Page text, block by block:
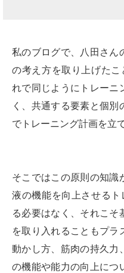
私のブログで、八田さん
の考え方を取り上げた
れで同じようにトレーニ
く、共通する要素と個
でトレーニング計画を立
そこではこの原則の知識
液の機能を向上させる
る必要はなく、それこそ
を取り入れることもプラ
動かし方、筋肉の持久力
の機能や能力の向上につ